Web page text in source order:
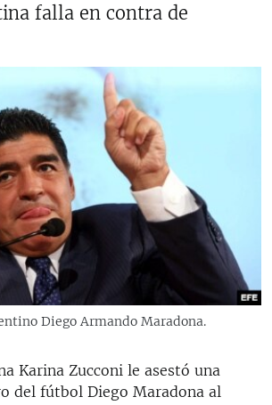
falla en contra de
Diego Armando Maradona.
Karina Zucconi le asestó una
del fútbol Diego Maradona al